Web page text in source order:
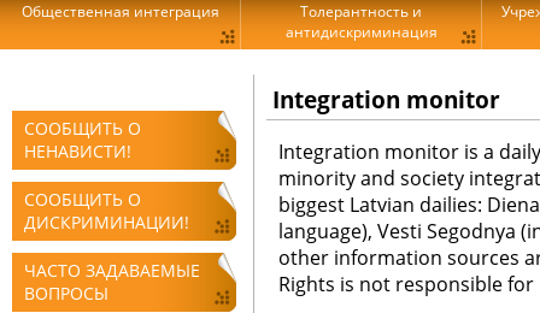
СООБЩИТЬ О
НЕНАВИСТИ!
СООБЩИТЬ О
ДИСКРИМИНАЦИИ!
ЧАСТО ЗАДАВАЕМЫЕ
ВОПРОСЫ
Integration monitor
Integration monitor is a
minority and society
biggest Latvian dailies:
language), Vesti Segodnya
other information sources
Rights is not responsible
Общественная интеграция
Толерантность и
антидискриминация